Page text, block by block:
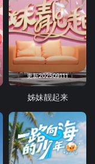
更新202509111
姊妹靓起来